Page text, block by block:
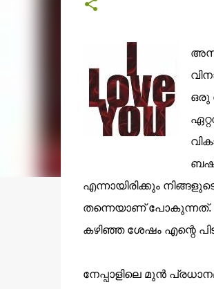
ഒരു
എന്നായിരിക്കും
തന്നെയാണ് പോകുന്നത്.
കഴിഞ്ഞ ശേഷം എന്റെ
നേപ്പാളിലെ മുന്‍